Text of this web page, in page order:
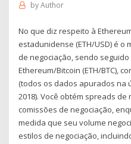
byAuthor
No que diz respeito à
estadunidense (ETH/USD) é o
de negociação, sendo
Ethereum/Bitcoin (ETH/BTC),
(todos os dados apurados na
2018). Você obtém spreads
comissões de negociação,
medida que seu volume
estilos de negociação,